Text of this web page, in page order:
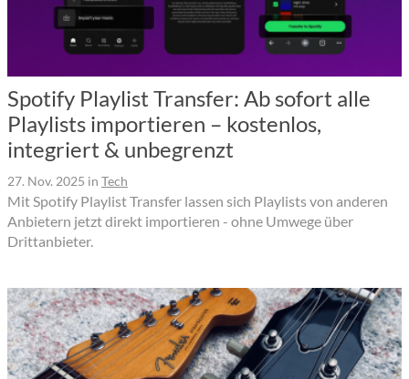
Spotify Playlist Transfer: Ab sofort alle
Playlists importieren – kostenlos,
integriert & unbegrenzt
27. Nov. 2025 in Tech
Mit Spotify Playlist Transfer lassen sich Playlists von anderen
Anbietern jetzt direkt importieren - ohne Umwege über
Drittanbieter.